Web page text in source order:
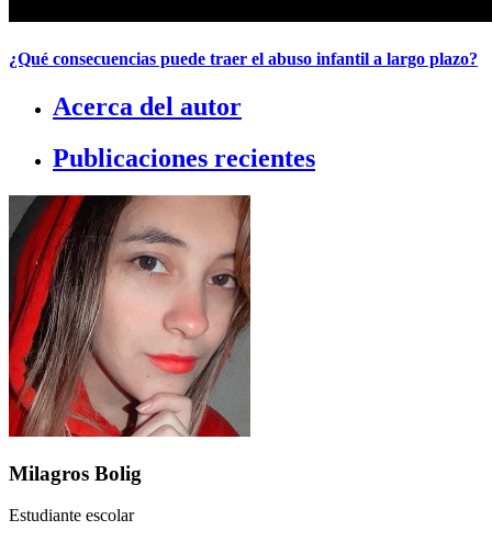
¿Qué consecuencias puede traer el abuso infantil a largo plazo?
Acerca del autor
Publicaciones recientes
Milagros Bolig
Estudiante escolar